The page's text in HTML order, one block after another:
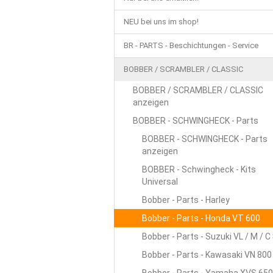
FAHRWERK / RÄDER / STOSSDÄMPFER /
BELEUCHTUNG / SCHEINWERFER /
BEKLEIDUNG / HELME / TASCHEN / USW.
CHOPPER - CUSTOM - PARTS NEU
NEU bei uns im shop!
BR - PARTS - Beschichtungen - Service
BOBBER / SCRAMBLER / CLASSIC
BOBBER / SCRAMBLER / CLASSIC
anzeigen
BOBBER - SCHWINGHECK - Parts
BOBBER - SCHWINGHECK - Parts
anzeigen
BOBBER - Schwingheck - Kits
Universal
Bobber - Parts - Harley
Bobber - Parts - Honda VT 600
Bobber - Parts - Suzuki VL / M / C
Bobber - Parts - Kawasaki VN 800